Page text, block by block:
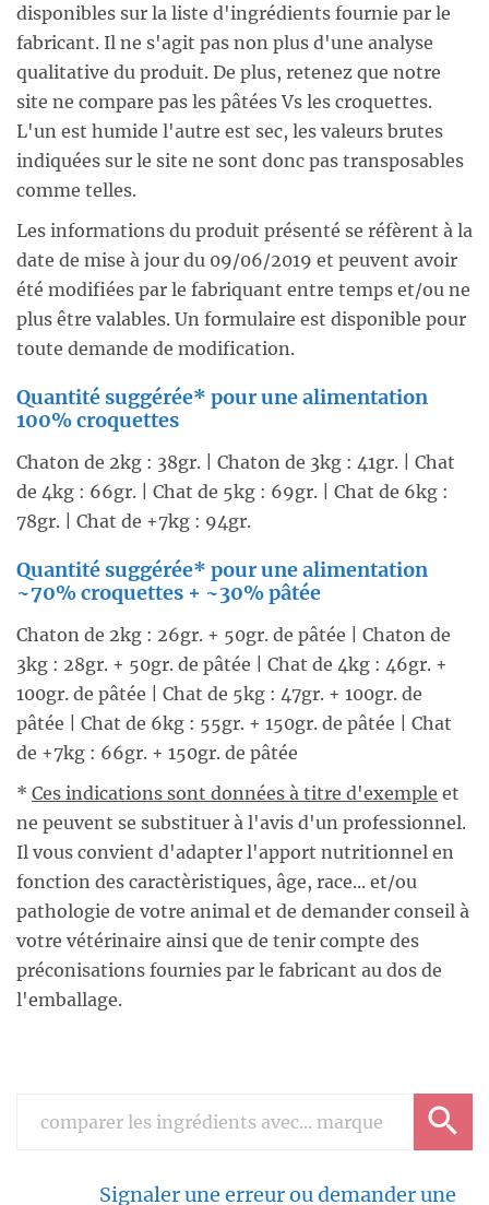
disponibles sur la liste d'ingrédients fournie par le
fabricant. Il ne s'agit pas non plus d'une analyse
qualitative du produit. De plus, retenez que notre
site ne compare pas les pâtées Vs les croquettes.
L'un est humide l'autre est sec, les valeurs brutes
indiquées sur le site ne sont donc pas transposables
comme telles.
Les informations du produit présenté se réfèrent à la
date de mise à jour du 09/06/2019 et peuvent avoir
été modifiées par le fabriquant entre temps et/ou ne
plus être valables. Un formulaire est disponible pour
toute demande de modification.
Quantité suggérée* pour une alimentation
100% croquettes
Chaton de 2kg : 38gr. | Chaton de 3kg : 41gr. | Chat
de 4kg : 66gr. | Chat de 5kg : 69gr. | Chat de 6kg :
78gr. | Chat de +7kg : 94gr.
Quantité suggérée* pour une alimentation
~70% croquettes + ~30% pâtée
Chaton de 2kg : 26gr. + 50gr. de pâtée | Chaton de
3kg : 28gr. + 50gr. de pâtée | Chat de 4kg : 46gr. +
100gr. de pâtée | Chat de 5kg : 47gr. + 100gr. de
pâtée | Chat de 6kg : 55gr. + 150gr. de pâtée | Chat
de +7kg : 66gr. + 150gr. de pâtée
* Ces indications sont données à titre d'exemple et
ne peuvent se substituer à l'avis d'un professionnel.
Il vous convient d'adapter l'apport nutritionnel en
fonction des caractèristiques, âge, race... et/ou
pathologie de votre animal et de demander conseil à
votre vétérinaire ainsi que de tenir compte des
préconisations fournies par le fabricant au dos de
l'emballage.
Signaler une erreur ou demander une